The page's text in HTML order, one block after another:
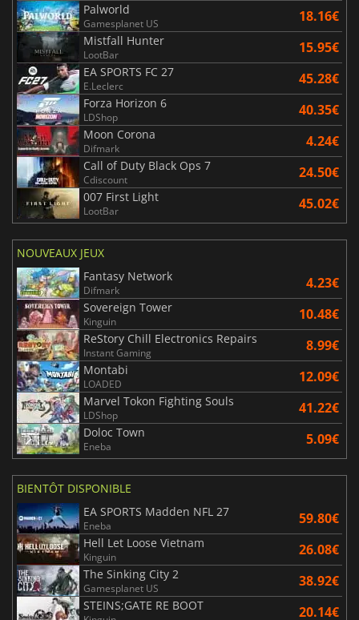
Palworld
Gamesplanet US 18.16€
Mistfall Hunter
LootBar 15.95€
EA SPORTS FC 27
E.Leclerc 45.28€
Forza Horizon 6
LDShop 40.35€
Moon Corona
Difmark 4.24€
Call of Duty Black Ops 7
Cdiscount 24.50€
007 First Light
LootBar 45.02€
NOUVEAUX JEUX
Fantasy Network
Difmark 4.23€
Sovereign Tower
Kinguin 10.48€
ReStory Chill Electronics Repairs
Instant Gaming 8.99€
Montabi
LOADED 12.09€
Marvel Tokon Fighting Souls
LDShop 41.22€
Doloc Town
Eneba 5.09€
BIENTÔT DISPONIBLE
EA SPORTS Madden NFL 27
Eneba 59.80€
Hell Let Loose Vietnam
Kinguin 26.08€
The Sinking City 2
Gamesplanet US 38.92€
STEINS;GATE RE BOOT 20.14€